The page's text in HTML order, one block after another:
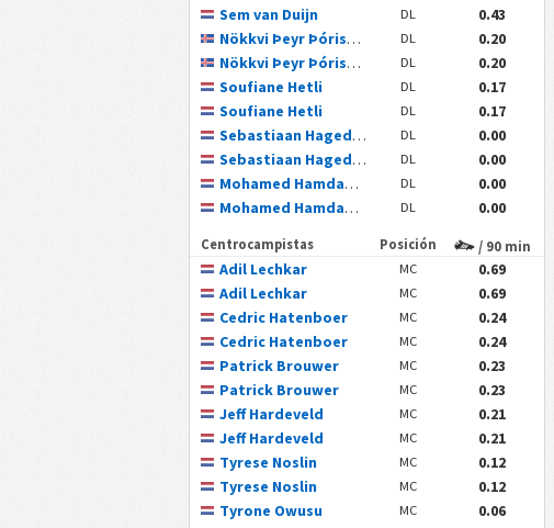
Sem van Duijn
DL
0.43
Nökkvi Þeyr Þórisson
DL
0.20
Nökkvi Þeyr Þórisson
DL
0.20
Soufiane Hetli
DL
0.17
Soufiane Hetli
DL
0.17
Sebastiaan Hagedoorn
DL
0.00
Sebastiaan Hagedoorn
DL
0.00
Mohamed Hamdaoui
DL
0.00
Mohamed Hamdaoui
DL 0.00
Centrocampistas Posición / 90 min
Adil Lechkar MC
0.69
Adil Lechkar
MC
0.69
Cedric Hatenboer
MC
0.24
Cedric Hatenboer
MC
0.24
Patrick Brouwer
MC
0.23
Patrick Brouwer
MC
0.23
Jeff Hardeveld
MC
0.21
Jeff Hardeveld
MC
0.21
Tyrese Noslin
MC
0.12
Tyrese Noslin
MC
0.12
Tyrone Owusu
MC
0.06